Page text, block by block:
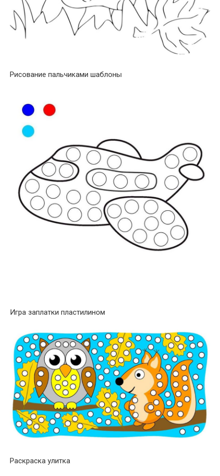
Рисование пальчиками шаблоны
Игра заплатки пластилином
Раскраска улитка